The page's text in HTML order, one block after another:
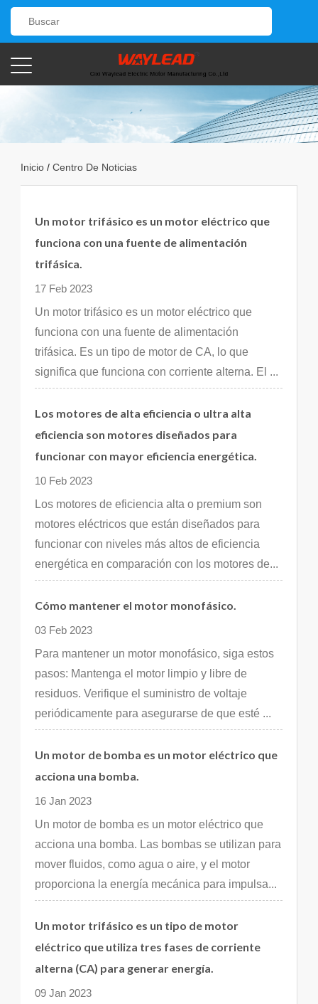
Inicio / Centro De Noticias
Un motor trifásico es un motor eléctrico que
funciona con una fuente de alimentación
trifásica.
17 Feb 2023
Un motor trifásico es un motor eléctrico que
funciona con una fuente de alimentación
trifásica. Es un tipo de motor de CA, lo que
significa que funciona con corriente alterna. El ...
Los motores de alta eficiencia o ultra alta
eficiencia son motores diseñados para
funcionar con mayor eficiencia energética.
10 Feb 2023
Los motores de eficiencia alta o premium son
motores eléctricos que están diseñados para
funcionar con niveles más altos de eficiencia
energética en comparación con los motores de...
Cómo mantener el motor monofásico.
03 Feb 2023
Para mantener un motor monofásico, siga estos
pasos: Mantenga el motor limpio y libre de
residuos. Verifique el suministro de voltaje
periódicamente para asegurarse de que esté ...
Un motor de bomba es un motor eléctrico que
acciona una bomba.
16 Jan 2023
Un motor de bomba es un motor eléctrico que
acciona una bomba. Las bombas se utilizan para
mover fluidos, como agua o aire, y el motor
proporciona la energía mecánica para impulsa...
Un motor trifásico es un tipo de motor
eléctrico que utiliza tres fases de corriente
alterna (CA) para generar energía.
09 Jan 2023